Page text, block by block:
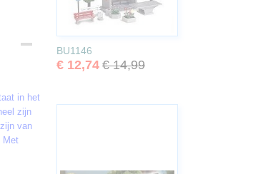
in het
zijn
van
Met
BU1146
€ 12,74 € 14,99